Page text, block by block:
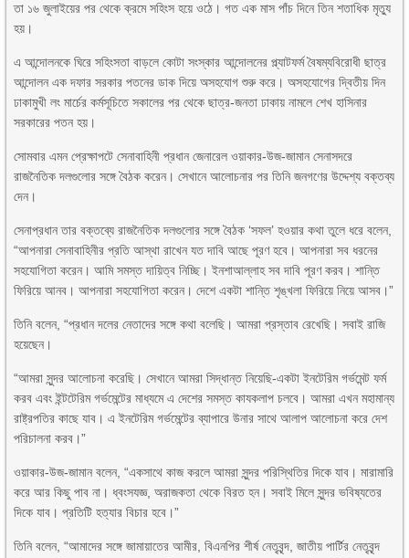
তা ১৬ জুলাইয়ের পর থেকে ক্রমে সহিংস হয়ে ওঠে। গত এক মাস পাঁচ দিনে তিন শতাধিক মৃত্যু
হয়।
এ আন্দোলনকে ঘিরে সহিংসতা বাড়লে কোটা সংস্কার আন্দোলনের প্ল্যাটফর্ম বৈষম্যবিরোধী ছাত্র
আন্দোলন এক দফার সরকার পতনের ডাক দিয়ে অসহযোগ শুরু করে। অসহযোগের দ্বিতীয় দিন
ঢাকামুখী লং মার্চের কর্মসূচিতে সকালের পর থেকে ছাত্র-জনতা ঢাকায় নামলে শেখ হাসিনার
সরকারের পতন হয়।
সোমবার এমন প্রেক্ষাপটে সেনাবাহিনী প্রধান জেনারেল ওয়াকার-উজ-জামান সেনাসদরে
রাজনৈতিক দলগুলোর সঙ্গে বৈঠক করেন। সেখানে আলোচনার পর তিনি জনগণের উদ্দেশ্য বক্তব্য
দেন।
সেনাপ্রধান তার বক্তব্যে রাজনৈতিক দলগুলোর সঙ্গে বৈঠক ‘সফল’ হওয়ার কথা তুলে ধরে বলেন,
“আপনারা সেনাবাহিনীর প্রতি আস্থা রাখেন যত দাবি আছে পূরণ হবে। আপনারা সব ধরনের
সহযোগিতা করেন। আমি সমস্ত দায়িত্ব নিচ্ছি। ইনশাআল্লাহ সব দাবি পূরণ করব। শান্তি
ফিরিয়ে আনব। আপনারা সহযোগিতা করেন। দেশে একটা শান্তি শৃঙ্খলা ফিরিয়ে নিয়ে আসব।”
তিনি বলেন, “প্রধান দলের নেতাদের সঙ্গে কথা বলেছি। আমরা প্রস্তাব রেখেছি। সবাই রাজি
হয়েছেন।
“আমরা সুন্দর আলোচনা করেছি। সেখানে আমরা সিদ্ধান্ত নিয়েছি-একটা ইনটেরিম গর্ভমেন্ট ফর্ম
করব এবং ইন্টটেরিম গর্ভমেন্টের মাধ্যমে এ দেশের সমস্ত কাযকলাপ চলবে। আমরা এখন মহামান্য
রাষ্ট্রপতির কাছে যাব। এ ইনটেরিম গর্ভমেন্টের ব্যাপারে উনার সাথে আলাপ আলোচনা করে দেশ
পরিচালনা করব।”
ওয়াকার-উজ-জামান বলেন, “একসাথে কাজ করলে আমরা সুন্দর পরিস্থিতির দিকে যাব। মারামারি
করে আর কিছু পাব না। ধ্বংসযজ্ঞ, অরাজকতা থেকে বিরত হন। সবাই মিলে সুন্দর ভবিষ্যতের
দিকে যাব। প্রতিটি হত্যার বিচার হবে।”
তিনি বলেন, “আমাদের সঙ্গে জামায়াতের আমীর, বিএনপির শীর্ষ নেতৃবৃন্দ, জাতীয় পার্টির নেতৃবৃন্দ